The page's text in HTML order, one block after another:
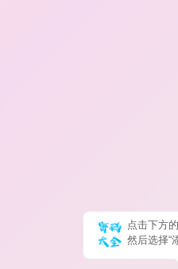
点击下方
然后选择“